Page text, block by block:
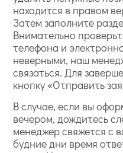
находится в правом
Затем заполните
Внимательно
телефона и
неверными, наш
связаться. Для
кнопку «Отправить
В случае, если вы
вечером, дождитесь
менеджер свяжется с
будние дни время